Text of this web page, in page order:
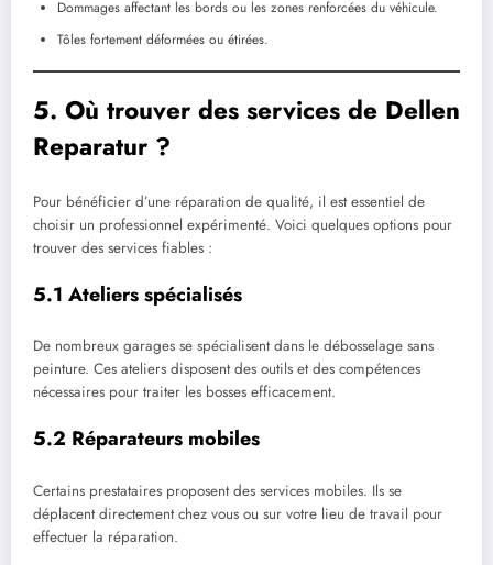
Dommages affectant les bords ou les zones renforcées du véhicule.
Tôles fortement déformées ou étirées.
5. Où trouver des services de Dellen
Reparatur ?
Pour bénéficier d’une réparation de qualité, il est essentiel de
choisir un professionnel expérimenté. Voici quelques options pour
trouver des services fiables :
5.1 Ateliers spécialisés
De nombreux garages se spécialisent dans le débosselage sans
peinture. Ces ateliers disposent des outils et des compétences
nécessaires pour traiter les bosses efficacement.
5.2 Réparateurs mobiles
Certains prestataires proposent des services mobiles. Ils se
déplacent directement chez vous ou sur votre lieu de travail pour
effectuer la réparation.